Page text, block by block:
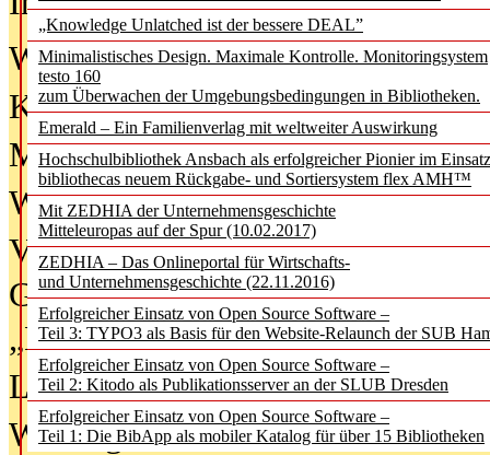
„Knowledge Unlatched ist der bessere DEAL”
Minimalistisches Design. Maximale Kontrolle. Monitoringsystem
testo 160
zum Überwachen der Umgebungsbedingungen in Bibliotheken.
Emerald – Ein Familienverlag mit weltweiter Auswirkung
Hochschulbibliothek Ansbach als erfolgreicher Pionier im
bibliothecas neuem Rückgabe- und Sortiersystem flex AMH™
Mit ZEDHIA der Unternehmensgeschichte
Mitteleuropas auf der Spur (10.02.2017)
ZEDHIA – Das Onlineportal für Wirtschafts-
und Unternehmensgeschichte (22.11.2016)
Erfolgreicher Einsatz von Open Source Software –
Teil 3: TYPO3 als Basis für den Website-Relaunch der SUB
Erfolgreicher Einsatz von Open Source Software –
Teil 2: Kitodo als Publikationsserver an der SLUB Dresden
Erfolgreicher Einsatz von Open Source Software –
Teil 1: Die BibApp als mobiler Katalog für über 15 Bibliotheken
Was Hochschul­bibliotheken von
Kinder in der digitalen Welt
Metadaten als Infrastruktur
Wenn Bots katalogisieren
Von Abschlusskleidern bis
Geisterjagd-Ausrüstung in der
„Library of Things“ unterwegs
Lesen als Infrastrukturaufgabe
Wie Jugendliche Social Media